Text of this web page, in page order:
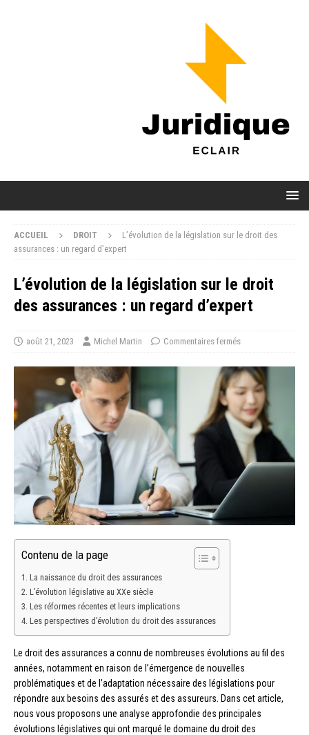
ACCUEIL DROIT
L’évolution de la législation sur le droit des
assurances : un regard d’expert
L’évolution de la législation sur le droit
des assurances : un regard d’expert
août 21, 2023 Michel Martin Commentaires fermés
Contenu de la page
La naissance du droit des assurances
L’évolution législative au XXe siècle
Les réformes récentes et leurs implications
Les perspectives d’évolution du droit des assurances
Le droit des assurances a connu de nombreuses évolutions au fil des
années, notamment en raison de l’émergence de nouvelles
problématiques et de l’adaptation nécessaire des législations pour
répondre aux besoins des assurés et des assureurs. Dans cet article,
nous vous proposons une analyse approfondie des principales
évolutions législatives qui ont marqué le domaine du droit des